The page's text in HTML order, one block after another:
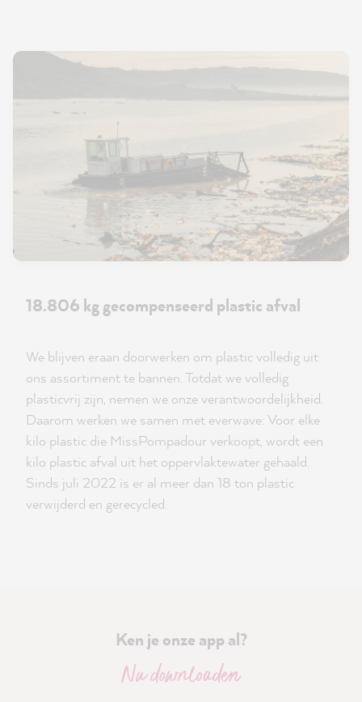
18.806 kg gecompenseerd plastic afval
We blijven eraan doorwerken om plastic volledig uit
ons assortiment te bannen. Totdat we volledig
plasticvrij zijn, nemen we onze verantwoordelijkheid.
Daarom werken we samen met everwave: Voor elke
kilo plastic die MissPompadour verkoopt, wordt een
kilo plastic afval uit het oppervlaktewater gehaald.
Sinds juli 2022 is er al meer dan 18 ton plastic
verwijderd en gerecycled.
Ken je onze app al?
Nu downloaden